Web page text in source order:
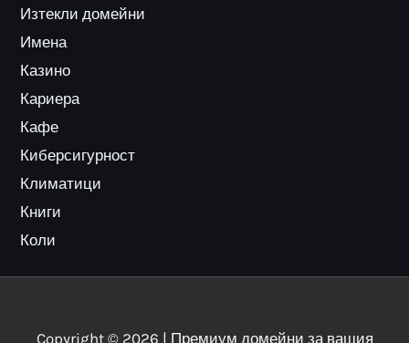
Изтекли домейни
Имена
Казино
Кариера
Кафе
Киберсигурност
Климатици
Книги
Коли
Copyright © 2026 | Премиум домейни за вашия